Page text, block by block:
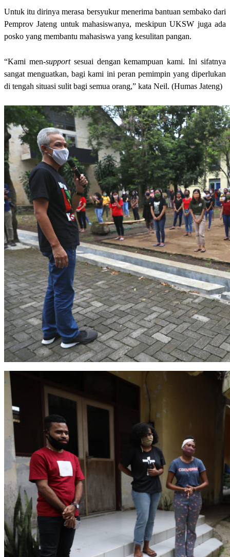
Untuk itu dirinya merasa bersyukur menerima bantuan sembako dari
Pemprov Jateng untuk mahasiswanya, meskipun UKSW juga ada
posko yang membantu mahasiswa yang kesulitan pangan.
“Kami men-supportsesuai dengan kemampuan kami. Ini sifatnya
sangat menguatkan, bagi kami ini peran pemimpin yang diperlukan
di tengah situasi sulit bagi semua orang,” kata Neil. (Humas Jateng)